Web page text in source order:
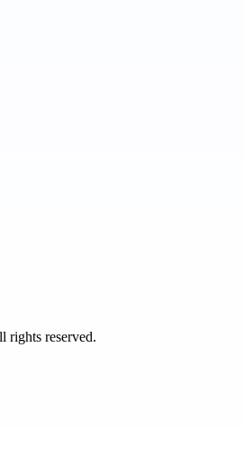
rights reserved.